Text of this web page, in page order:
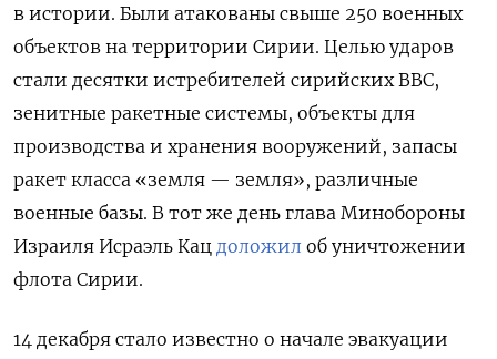
в истории. Были атакованы свыше 250 военных
объектов на территории Сирии. Целью ударов
стали десятки истребителей сирийских ВВС,
зенитные ракетные системы, объекты для
производства и хранения вооружений, запасы
ракет класса «земля — земля», различные
военные базы. В тот же день глава Минобороны
Израиля Исраэль Кац доложил об уничтожении
флота Сирии.
14 декабря стало известно о начале эвакуации